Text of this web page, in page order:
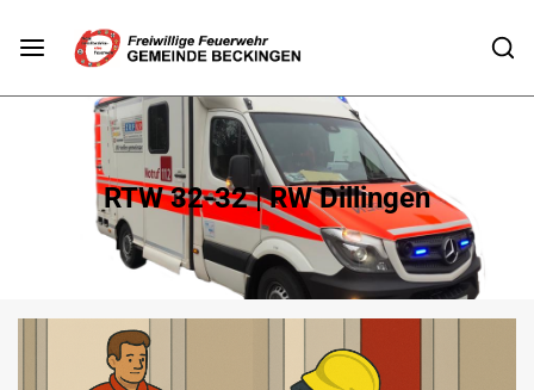
RTW 32-32 | RW Dillingen